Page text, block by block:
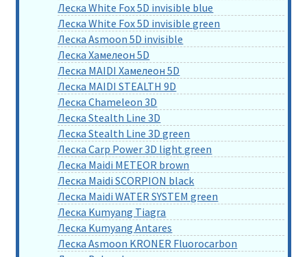
Леска White Fox 5D invisible blue
Леска White Fox 5D invisible green
Леска Asmoon 5D invisible
Леска Хамелеон 5D
Леска MAIDI Хамелеон 5D
Леска MAIDI STEALTH 9D
Леска Chameleon 3D
Леска Stealth Line 3D
Леска Stealth Line 3D green
Леска Carp Power 3D light green
Леска Maidi METEOR brown
Леска Maidi SCORPION black
Леска Maidi WATER SYSTEM green
Леска Kumyang Tiagra
Леска Kumyang Antares
Леска Asmoon KRONER Fluorocarbon